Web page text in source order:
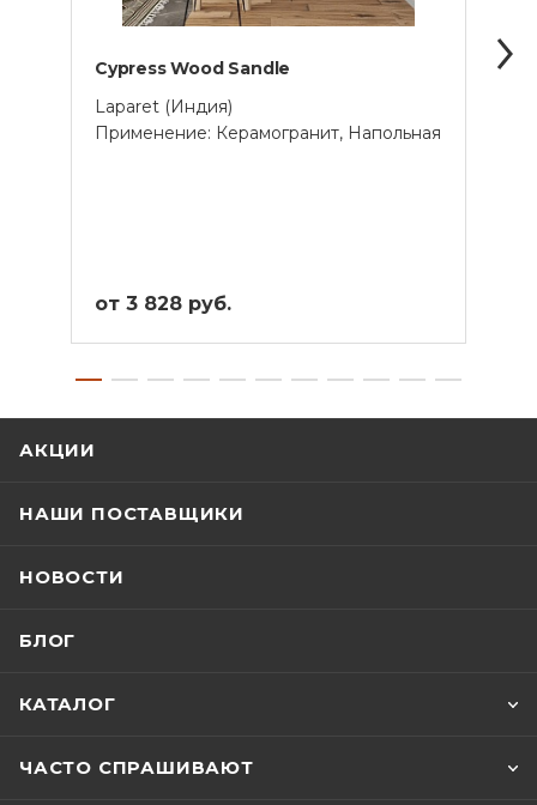
Cypress Wood Sandle
Laparet (Индия)
Применение: Керамогранит, Напольная
от 3 828 руб.
АКЦИИ
НАШИ ПОСТАВЩИКИ
НОВОСТИ
БЛОГ
КАТАЛОГ
ЧАСТО СПРАШИВАЮТ